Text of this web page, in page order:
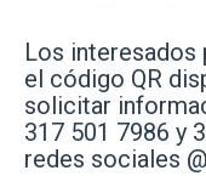
Los interesados
el código QR
solicitar
317 501 7986 y
redes sociales